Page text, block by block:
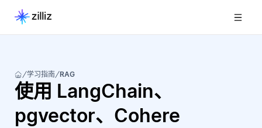
学习指南 RAG
使用 LangChain、
pgvector、Cohere